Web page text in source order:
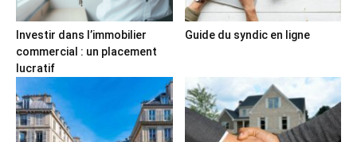
Investir dans l’immobilier
commercial : un placement
lucratif
Guide du syndic en ligne